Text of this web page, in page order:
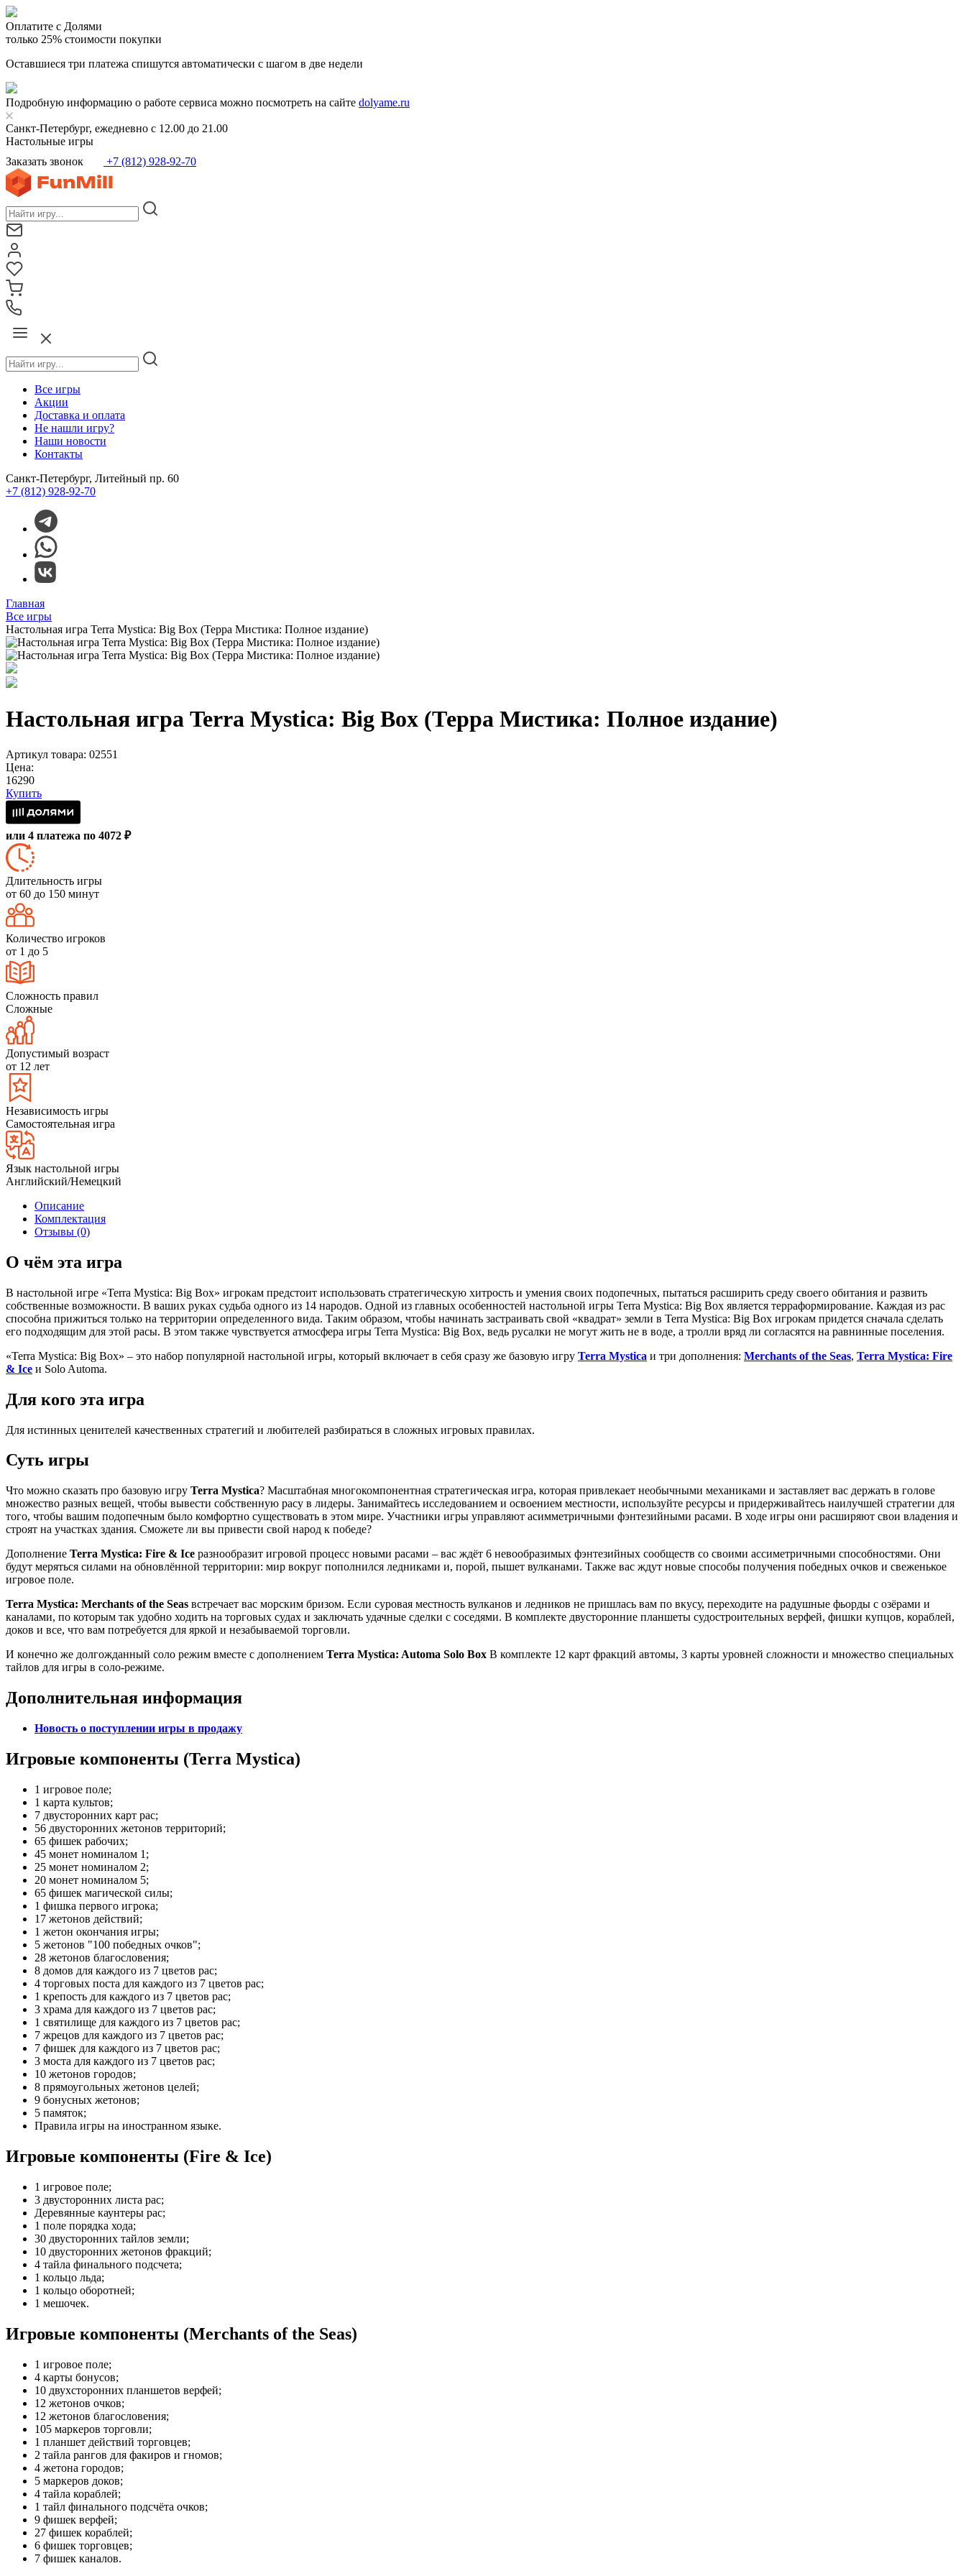
Оплатите с Долями
только 25% стоимости покупки
Оставшиеся три платежа спишутся автоматически с шагом в две недели
Подробную информацию о работе сервиса можно посмотреть на сайте dolyame.ru
Санкт-Петербург, ежедневно с 12.00 до 21.00
Настольные игры
Заказать звонок
+7 (812) 928-92-70
Все игры
Акции
Доставка и оплата
Не нашли игру?
Наши новости
Контакты
Санкт-Петербург, Литейный пр. 60
+7 (812) 928-92-70
Главная
Все игры
Настольная игра Terra Mystica: Big Box (Терра Мистика: Полное издание)
Настольная игра Terra Mystica: Big Box (Терра Мистика: Полное издание)
Артикул товара: 02551
Цена:
16290
Купить
или 4 платежа по 4072 ₽
Длительность игры
от 60 до 150 минут
Количество игроков
от 1 до 5
Сложность правил
Сложные
Допустимый возраст
от 12 лет
Независимость игры
Самостоятельная игра
Язык настольной игры
Английский/Немецкий
Описание
Комплектация
Отзывы (0)
О чём эта игра
В настольной игре «Terra Mystica: Big Box» игрокам предстоит использовать стратегическую хитрость и умения своих подопечных, пытаться расширить среду своего обитания и развить
собственные возможности. В ваших руках судьба одного из 14 народов. Одной из главных особенностей настольной игры Terra Mystica: Big Box является терраформирование. Каждая из рас
способна прижиться только на территории определенного вида. Таким образом, чтобы начинать застраивать свой «квадрат» земли в Terra Mystica: Big Box игрокам придется сначала сделать
его подходящим для этой расы. В этом также чувствуется атмосфера игры Terra Mystica: Big Box, ведь русалки не могут жить не в воде, а тролли вряд ли согласятся на равнинные поселения.
«Terra Mystica: Big Box» – это набор популярной настольной игры, который включает в себя сразу же базовую игру Terra Mystica и три дополнения: Merchants of the Seas, Terra Mystica: Fire
& Ice и Solo Automa.
Для кого эта игра
Для истинных ценителей качественных стратегий и любителей разбираться в сложных игровых правилах.
Суть игры
Что можно сказать про базовую игру Terra Mystica? Масштабная многокомпонентная стратегическая игра, которая привлекает необычными механиками и заставляет вас держать в голове
множество разных вещей, чтобы вывести собственную расу в лидеры. Занимайтесь исследованием и освоением местности, используйте ресурсы и придерживайтесь наилучшей стратегии для
того, чтобы вашим подопечным было комфортно существовать в этом мире. Участники игры управляют асимметричными фэнтезийными расами. В ходе игры они расширяют свои владения и
строят на участках здания. Сможете ли вы привести свой народ к победе?
Дополнение Terra Mystiсa: Fire & Ice разнообразит игровой процесс новыми расами – вас ждёт 6 невообразимых фэнтезийных сообществ со своими ассиметричными способностями. Они
будут меряться силами на обновлённой территории: мир вокруг пополнился ледниками и, порой, пышет вулканами. Также вас ждут новые способы получения победных очков и свеженькое
игровое поле.
Terra Mystiсa: Merchants of the Seas встречает вас морским бризом. Если суровая местность вулканов и ледников не пришлась вам по вкусу, переходите на радушные фьорды с озёрами и
каналами, по которым так удобно ходить на торговых судах и заключать удачные сделки с соседями. В комплекте двусторонние планшеты судостроительных верфей, фишки купцов, кораблей,
доков и все, что вам потребуется для яркой и незабываемой торговли.
И конечно же долгожданный соло режим вместе с дополнением Terra Mystica: Automa Solo Box В комплекте 12 карт фракций автомы, 3 карты уровней сложности и множество специальных
тайлов для игры в соло-режиме.
Дополнительная информация
Новость о поступлении игры в продажу
Игровые компоненты (Terra Mystica)
1 игровое поле;
1 карта культов;
7 двусторонних карт рас;
56 двусторонних жетонов территорий;
65 фишек рабочих;
45 монет номиналом 1;
25 монет номиналом 2;
20 монет номиналом 5;
65 фишек магической силы;
1 фишка первого игрока;
17 жетонов действий;
1 жетон окончания игры;
5 жетонов "100 победных очков";
28 жетонов благословения;
8 домов для каждого из 7 цветов рас;
4 торговых поста для каждого из 7 цветов рас;
1 крепость для каждого из 7 цветов рас;
3 храма для каждого из 7 цветов рас;
1 святилище для каждого из 7 цветов рас;
7 жрецов для каждого из 7 цветов рас;
7 фишек для каждого из 7 цветов рас;
3 моста для каждого из 7 цветов рас;
10 жетонов городов;
8 прямоугольных жетонов целей;
9 бонусных жетонов;
5 памяток;
Правила игры на иностранном языке.
Игровые компоненты (Fire & Ice)
1 игровое поле;
3 двусторонних листа рас;
Деревянные каунтеры рас;
1 поле порядка хода;
30 двусторонних тайлов земли;
10 двусторонних жетонов фракций;
4 тайла финального подсчета;
1 кольцо льда;
1 кольцо оборотней;
1 мешочек.
Игровые компоненты (Merchants of the Seas)
1 игровое поле;
4 карты бонусов;
10 двухсторонних планшетов верфей;
12 жетонов очков;
12 жетонов благословения;
105 маркеров торговли;
1 планшет действий торговцев;
2 тайла рангов для факиров и гномов;
4 жетона городов;
5 маркеров доков;
4 тайла кораблей;
1 тайл финального подсчёта очков;
9 фишек верфей;
27 фишек кораблей;
6 фишек торговцев;
7 фишек каналов.